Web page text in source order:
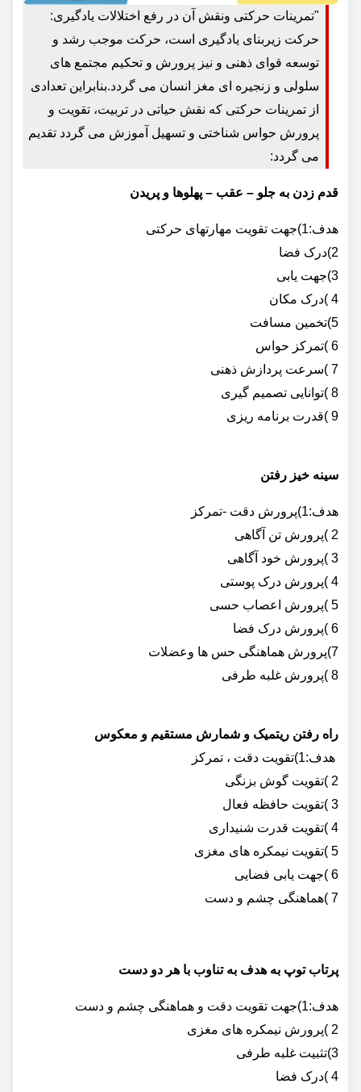
"تمرینات حرکتی ونقش آن در رفع اختلالات یادگیری:
حرکت زیربنای یادگیری است، حرکت موجب رشد و
توسعه قوای ذهنی و نیز پرورش و تحکیم مجتمع های
سلولی و زنجیره ای مغز انسان می گردد.بنابراین تعدادی
از تمرینات حرکتی که نقش حیاتی در تربیت، تقویت و
پرورش حواس شناختی و تسهیل آموزش می گردد تقدیم
می گردد:
قدم زدن به جلو – عقب – پهلوها و پریدن
هدف:1)جهت تقویت مهارتهای حرکتی
2)درک فضا
3)جهت یابی
4 )درک مکان
5)تخمین مسافت
6 )تمرکز حواس
7 )سرعت پردازش ذهنی
8 )توانایی تصمیم گیری
9 )قدرت برنامه ریزی
سینه خیز رفتن
هدف:1)پرورش دقت -تمرکز
2 )پرورش تن آگاهی
3 )پرورش خود آگاهی
4 )پرورش درک پوستی
5 )پرورش اعصاب حسی
6 )پرورش درک فضا
7)پرورش هماهنگی حس ها وعضلات
8 )پرورش غلبه طرفی
راه رفتن ریتمیک و شمارش مستقیم و معکوس
هدف:1)تقویت دقت ، تمرکز
2 )تقویت گوش بزنگی
3 )تقویت حافظه فعال
4 )تقویت قدرت شنیداری
5 )تقویت نیمکره های مغزی
6 )جهت یابی فضایی
7 )هماهنگی چشم و دست
پرتاب توپ به هدف به تناوب با هر دو دست
هدف:1)جهت تقویت دقت و هماهنگی چشم و دست
2 )پرورش نیمکره های مغزی
3)تثبیت غلبه طرفی
4 )درک فضا